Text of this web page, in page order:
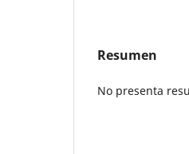
Resumen
No presenta